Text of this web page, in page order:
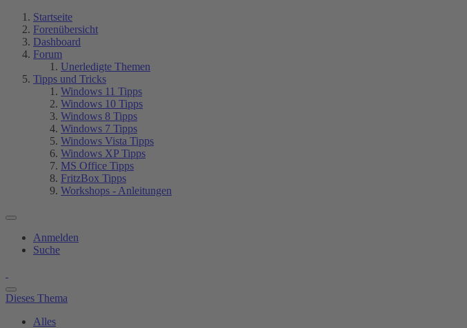
Startseite
Forenübersicht
Dashboard
Forum
Unerledigte Themen
Tipps und Tricks
Windows 11 Tipps
Windows 10 Tipps
Windows 8 Tipps
Windows 7 Tipps
Windows Vista Tipps
Windows XP Tipps
MS Office Tipps
FritzBox Tipps
Workshops - Anleitungen
Anmelden
Suche
Dieses Thema
Alles